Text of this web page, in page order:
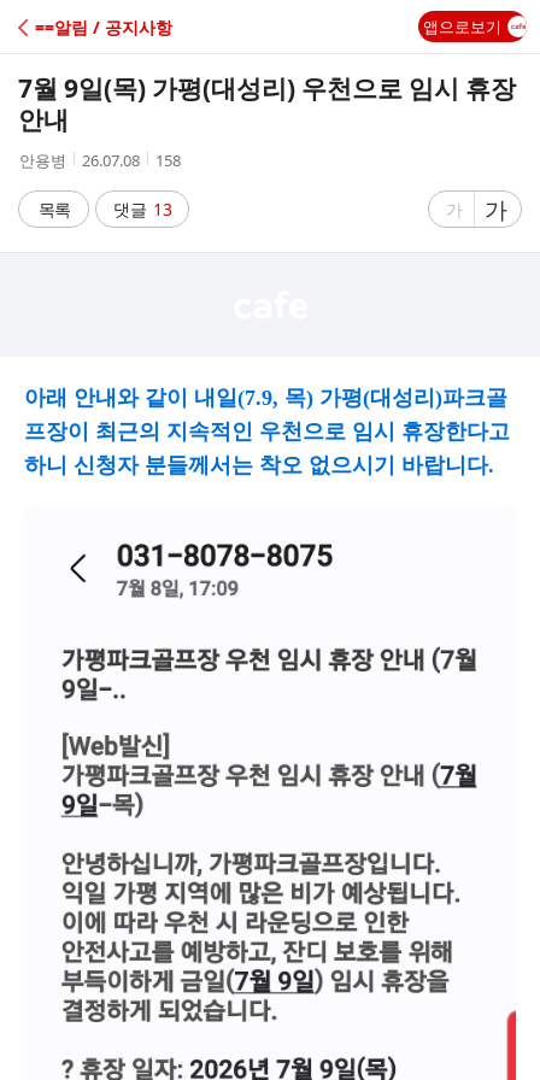
C
A
==알림 / 공지사항 앱으로보기
7월 9일(목) 가평(대성리) 우천으로 임시 휴장
안내
작
자
안용병
작
시
간
26.07.08
조
수
158
목록 댓글 13
글
게
가
글
자
게
가
아래 안내와 같이 내일(7.9, 목) 가평(대성리)파크골
프장이 최근의 지속적인 우천으로 임시 휴장한다고
하니 신청자 분들께서는 착오 없으시기 바랍니다.